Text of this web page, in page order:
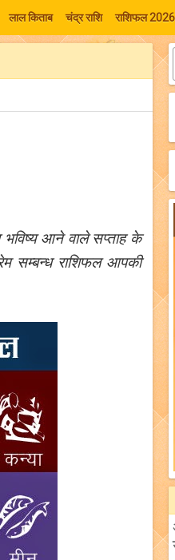
लाल किताब चंद्र राशि राशिफल 2026
भविष्य आने वाले सप्ताह के
सम्बन्ध राशिफल आपकी